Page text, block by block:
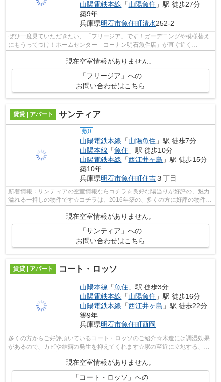
山陽電鉄本線 「山陽魚住 」駅 徒歩27分
築9年
兵庫県明石市魚住町清水252-2
ぜひ一度見ていただきたい、「フリージア」です！ガーデニングや模様替え
にもうってつけ！ホームセンター「コーナン明石魚住店」が直ぐ近く
現在空室情報がありません。
「フリージア」への
お問い合わせはこちら
賃貸 | アパート サンティア
敷0
山陽電鉄本線 「山陽魚住 」駅 徒歩7分
山陽本線 「魚住 」駅 徒歩10分
山陽電鉄本線 「西江井ヶ島 」駅 徒歩15分
築10年
兵庫県明石市魚住町住吉３丁目
新着情報：サンティアの空室情報ならコチラ☆良好な陽当りが好評の、魅力
溢れる一押しの物件です☆コチラは、2016年築の、多くの方に好評の物件と
なります☆徒歩でのアクセスも快適な、7...
現在空室情報がありません。
「サンティア」への
お問い合わせはこちら
賃貸 | アパート コート・ロッソ
山陽本線 「魚住 」駅 徒歩3分
山陽電鉄本線 「山陽魚住 」駅 徒歩16分
山陽電鉄本線 「西江井ヶ島 」駅 徒歩22分
築9年
兵庫県明石市魚住町西岡
多くの方からご好評頂いているコート・ロッソのご紹介☆木造には調湿効果
があるので、カビや結露の発生を抑えてくれます☆駅の至近に立地する、徒
歩3分の快適な環境にある物件です☆不動...
現在空室情報がありません。
「コート・ロッソ」への